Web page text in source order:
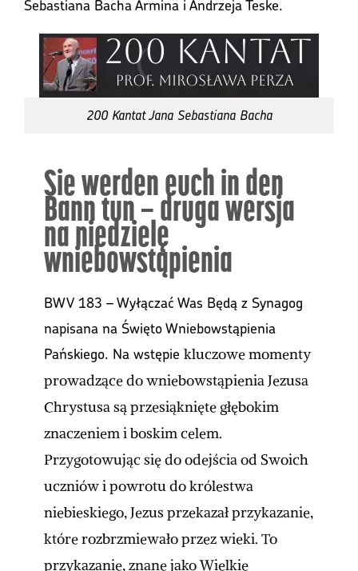
Sebastiana Bacha Armina i Andrzeja Teske.
200 Kantat Jana Sebastiana Bacha
Sie werden euch in den
Bann tun – druga wersja
na niedzielę
wniebowstąpienia
BWV 183 – Wyłączać Was Będą z Synagog
napisana na Święto Wniebowstąpienia
Pańskiego. Na wstępie kluczowe momenty
prowadzące do wniebowstąpienia Jezusa
Chrystusa są przesiąknięte głębokim
znaczeniem i boskim celem.
Przygotowując się do odejścia od Swoich
uczniów i powrotu do królestwa
niebieskiego, Jezus przekazał przykazanie,
które rozbrzmiewało przez wieki. To
przykazanie, znane jako Wielkie